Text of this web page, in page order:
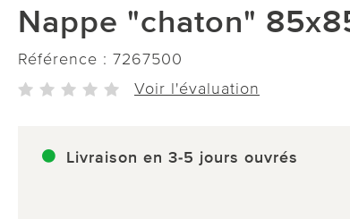
Nappe "chaton"
Référence : 7267500
Voir l'évaluation
Livraison en 3-5 jours ouvrés